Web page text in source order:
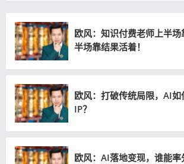
欧风：知识付费老师上半
半场靠结果活着！
欧风：打破传统局限，AI
IP？
欧风：AI落地变现，谁能